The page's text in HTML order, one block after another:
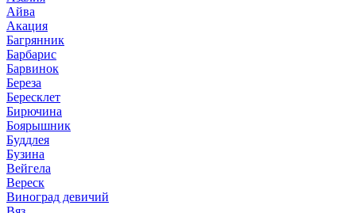
Айва
Акация
Багрянник
Барбарис
Барвинок
Береза
Бересклет
Бирючина
Боярышник
Буддлея
Бузина
Вейгела
Вереск
Виноград девичий